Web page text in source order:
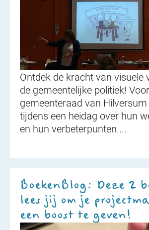
Ontdek de kracht van visuele
de gemeentelijke politiek!
gemeenteraad van
tijdens een heidag over hun
en hun verbeterpunten....
BoekenBlog: Deze 2
lees jij om je
een boost te geven!